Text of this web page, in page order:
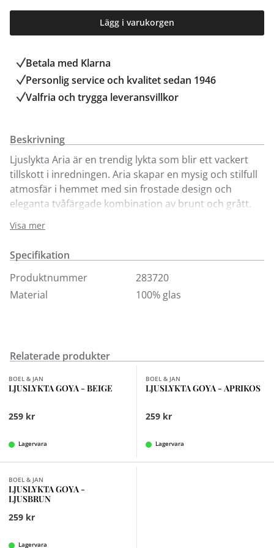
Lägg i varukorgen
Betala med Klarna
Personlig service och kvalitet sedan 1946
Valfria och trygga leveransvillkor
Beskrivning
Ljuslykta Aria är en trendig lykta som blir ett vackert
tillskott i inredningen. Aria skapar en mysig och stilfull
atmosfär i hemmet med sin frostade design och
eleganta tvåfärgade kombination av brunt och grått.
kombinera. Placera lyktan i fönstret, på en hylla eller
ett bord för att skapa en lugnande belysning och
harmonisk stämning.
Lykta Aria finns att köpa i vår butik i Kungens Kurva.
Visa mer
Specifikation
Produktnummer
283720
Material
100% glas
Relaterade produkter
Finns i fler val (2)
BOEL & JAN
LJUSLYKTA GOYA - BEIGE
259 kr
Lagervara
BOEL & JAN
LJUSLYKTA GOYA - APRIKOS
259 kr
Lagervara
BOEL & JAN
LJUSLYKTA GOYA -
LJUSBRUN
259 kr
Lagervara